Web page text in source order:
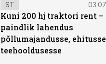
ST
Kuni 200 hj traktori rent –
paindlik lahendus
põllumajandusse,
teehooldusesse